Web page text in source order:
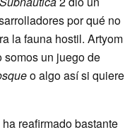
por qué no
la fauna hostil. Artyom
un juego de
o algo así si quiere
reafirmado bastante